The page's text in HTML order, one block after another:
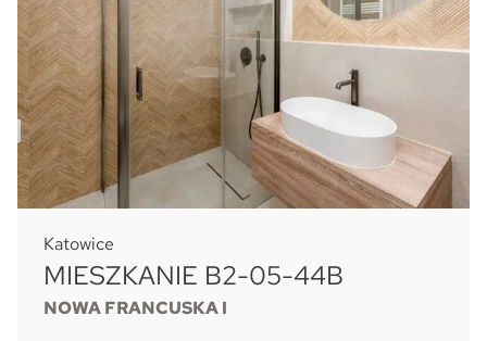
Katowice
MIESZKANIE B2-05-44B
NOWA FRANCUSKA I